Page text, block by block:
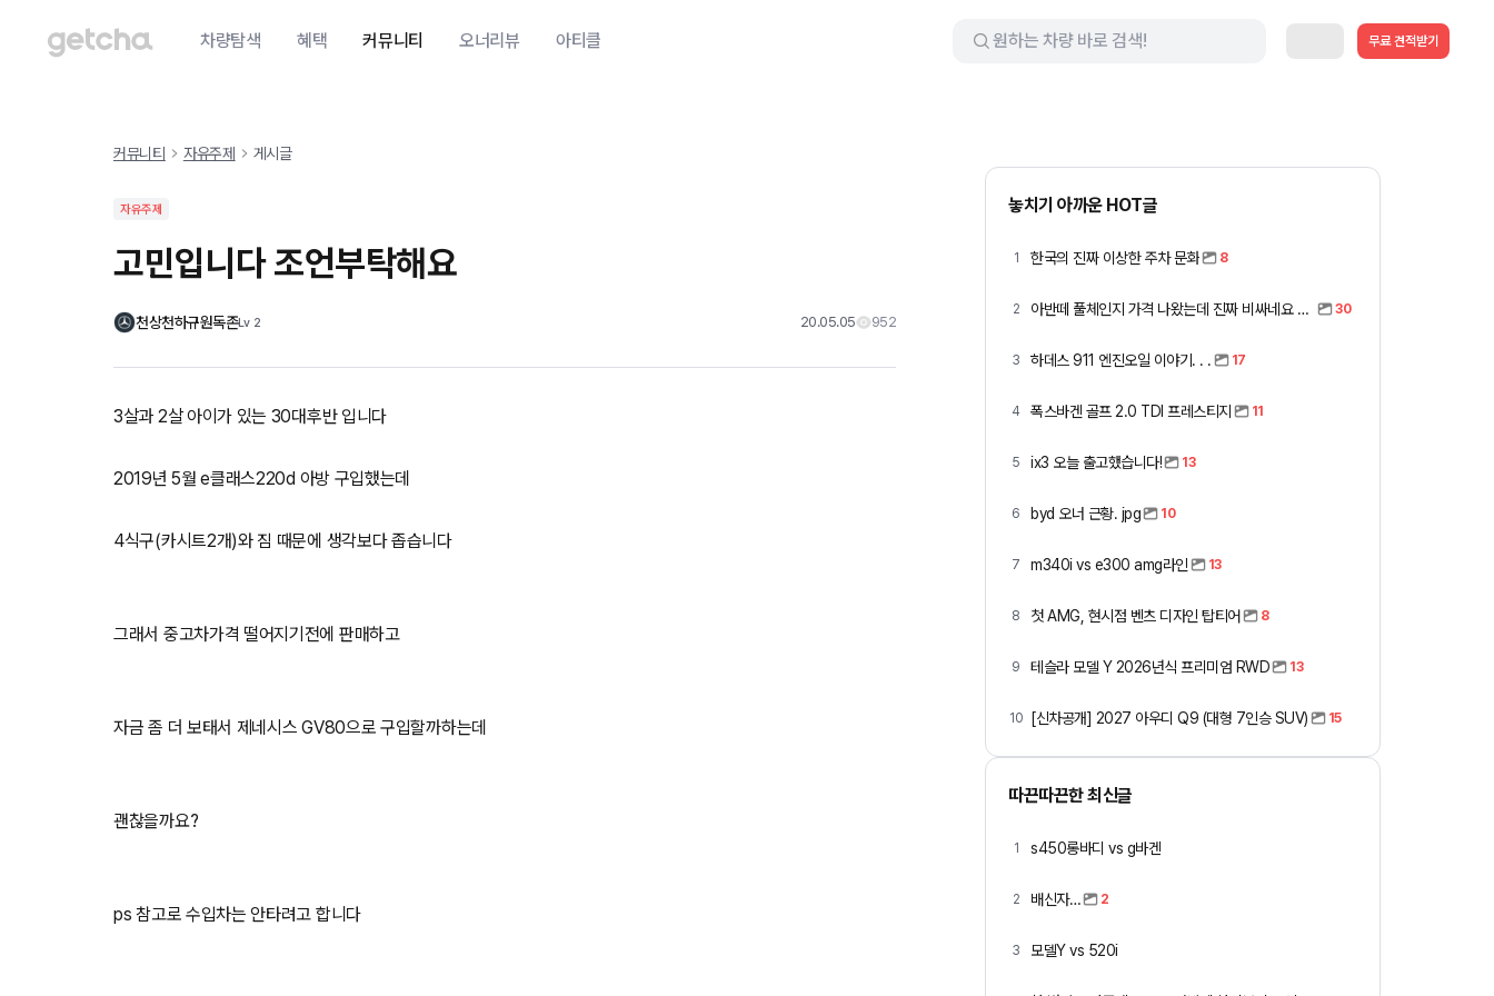
차량탐색 혜택 커뮤니티 오너리뷰 아티클 무료 견적받기
커뮤니티 자유주제 게시글
자유주제
고민입니다 조언부탁해요
천상천하규원독존Lv 2 20.05.05 952
3살과 2살 아이가 있는 30대후반 입니다
2019년 5월 e클래스220d 아방 구입했는데
4식구(카시트2개)와 짐 때문에 생각보다 좁습니다
그래서 중고차가격 떨어지기전에 판매하고
자금 좀 더 보태서 제네시스 GV80으로 구입할까하는데
괜찮을까요?
ps 참고로 수입차는 안타려고 합니다
놓치기 아까운 HOT글
1 한국의 진짜 이상한 주차 문화 8
2 아반떼 풀체인지 가격 나왔는데 진짜 비싸네요 ㅎㅎ 30
3 하데스 911 엔진오일 이야기. . . 17
4 폭스바겐 골프 2.0 TDI 프레스티지 11
5 ix3 오늘 출고했습니다! 13
6 byd 오너 근황. jpg 10
7 m340i vs e300 amg라인 13
8 첫 AMG, 현시점 벤츠 디자인 탑티어 8
9 테슬라 모델 Y 2026년식 프리미엄 RWD 13
10 [신차공개] 2027 아우디 Q9 (대형 7인승 SUV) 15
따끈따끈한 최신글
1 s450롱바디 vs g바겐
2 배신자… 2
3 모델Y vs 520i